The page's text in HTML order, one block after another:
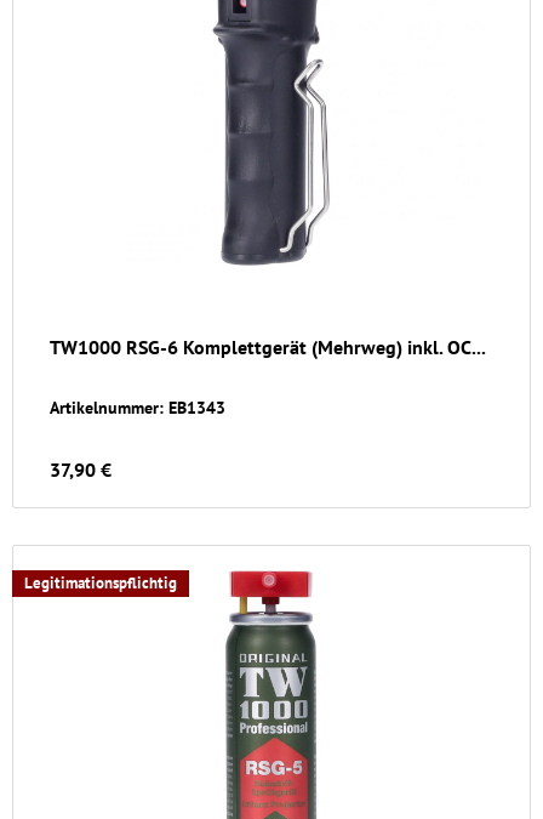
TW1000 RSG-6 Komplettgerät (Mehrweg) inkl. OC...
Artikelnummer: EB1343
37,90 €
Legitimationspflichtig